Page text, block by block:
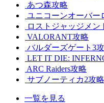
あつ森攻略
ユニコーンオーバー
ロストジャッジメン
VALORANT攻略
バルダーズゲート3
LET IT DIE:
ARC Raiders攻略
サブノーティカ2攻略
一覧を見る